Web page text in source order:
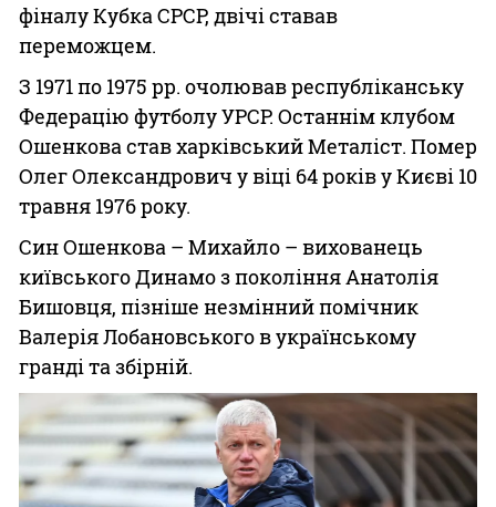
фіналу Кубка СРСР, двічі ставав
переможцем.
З 1971 по 1975 рр. очолював республіканську
Федерацію футболу УРСР. Останнім клубом
Ошенкова став харківський Металіст. Помер
Олег Олександрович у віці 64 років у Києві 10
травня 1976 року.
Син Ошенкова – Михайло – вихованець
київського Динамо з покоління Анатолія
Бишовця, пізніше незмінний помічник
Валерія Лобановського в українському
гранді та збірній.